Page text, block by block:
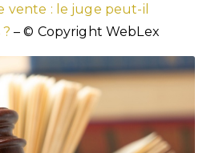
vente : le juge peut-il
– © Copyright WebLex